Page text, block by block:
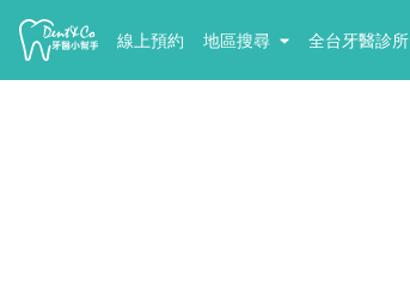
線上預約 地區搜尋 全台牙醫診所